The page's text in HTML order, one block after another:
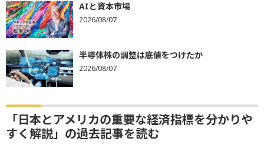
AIと資本市場
2026/08/07
半導体株の調整は底値をつけたか
2026/08/07
「日本とアメリカの重要な経済指標を分かりや
すく解説」の過去記事を読む